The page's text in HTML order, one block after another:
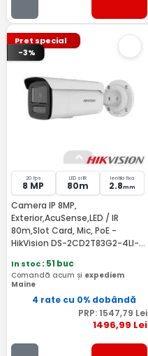
Pret special
-3%
20 fps
8 MP
LED si IR
80m
lentila fixa
2.8mm
Camera IP 8MP,
Exterior,AcuSense,LED / IR
80m,Slot Card, Mic, PoE -
HikVision DS-2CD2T83G2-4LI-
In stoc: 51 buc
Comandă acum și expediem
Maine
4 rate cu 0% dobândă
PRP: 1547,79 Lei
1496,99 Lei